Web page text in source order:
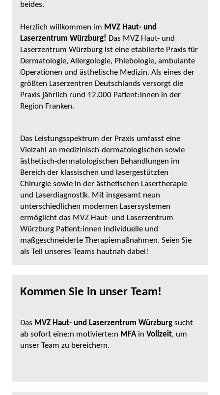
beides.
Herzlich willkommen im MVZ Haut- und
Laserzentrum Würzburg! Das MVZ Haut- und
Laserzentrum Würzburg ist eine etablierte Praxis für
Dermatologie, Allergologie, Phlebologie, ambulante
Operationen und ästhetische Medizin. Als eines der
größten Laserzentren Deutschlands versorgt die
Praxis jährlich rund 12.000 Patient:innen in der
Region Franken.
Das Leistungsspektrum der Praxis umfasst eine
Vielzahl an medizinisch-dermatologischen sowie
ästhetisch-dermatologischen Behandlungen im
Bereich der klassischen und lasergestützten
Chirurgie sowie in der ästhetischen Lasertherapie
und Laserdiagnostik. Mit insgesamt neun
unterschiedlichen modernen Lasersystemen
ermöglicht das MVZ Haut- und Laserzentrum
Würzburg Patient:innen individuelle und
maßgeschneiderte Therapiemaßnahmen. Seien Sie
als Teil unseres Teams hautnah dabei!
Kommen Sie in unser Team!
Das MVZ Haut- und Laserzentrum Würzburg sucht
ab sofort eine:n motivierte:n MFAin Vollzeit, um
unser Team zu bereichern.